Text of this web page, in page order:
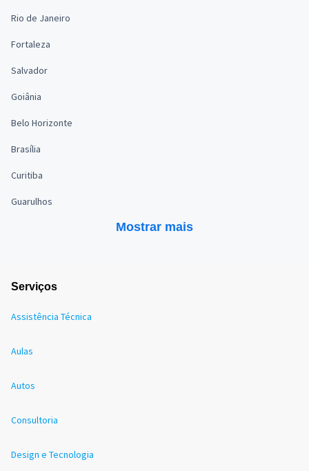
Rio de Janeiro
Fortaleza
Salvador
Goiânia
Belo Horizonte
Brasília
Curitiba
Guarulhos
Mostrar mais
Serviços
Assistência Técnica
Aulas
Autos
Consultoria
Design e Tecnologia